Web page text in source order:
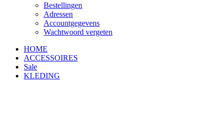
Bestellingen
Adressen
Accountgegevens
Wachtwoord vergeten
HOME
ACCESSOIRES
Sale
KLEDING